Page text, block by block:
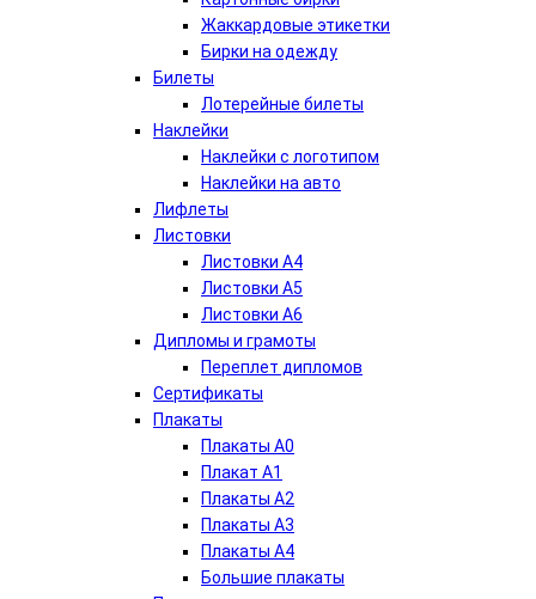
Жаккардовые этикетки
Бирки на одежду
Билеты
Лотерейные билеты
Наклейки
Наклейки с логотипом
Наклейки на авто
Лифлеты
Листовки
Листовки А4
Листовки А5
Листовки А6
Дипломы и грамоты
Переплет дипломов
Сертификаты
Плакаты
Плакаты А0
Плакат А1
Плакаты А2
Плакаты А3
Плакаты А4
Большие плакаты